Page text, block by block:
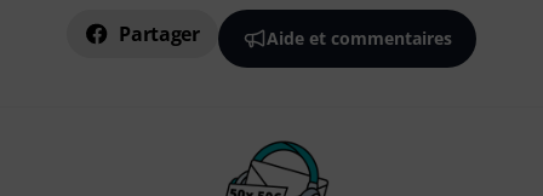
Partager Aide et commentaires